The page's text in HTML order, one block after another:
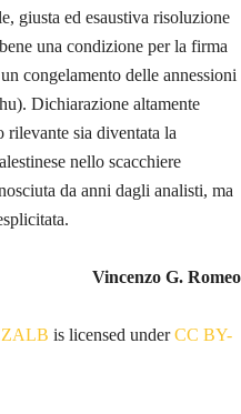
giusta ed esaustiva risoluzione
una condizione per la firma
congelamento delle annessioni
Dichiarazione altamente
rilevante sia diventata la
nello scacchiere
da anni dagli analisti, ma
Vincenzo G. Romeo
is licensed underCC BY-